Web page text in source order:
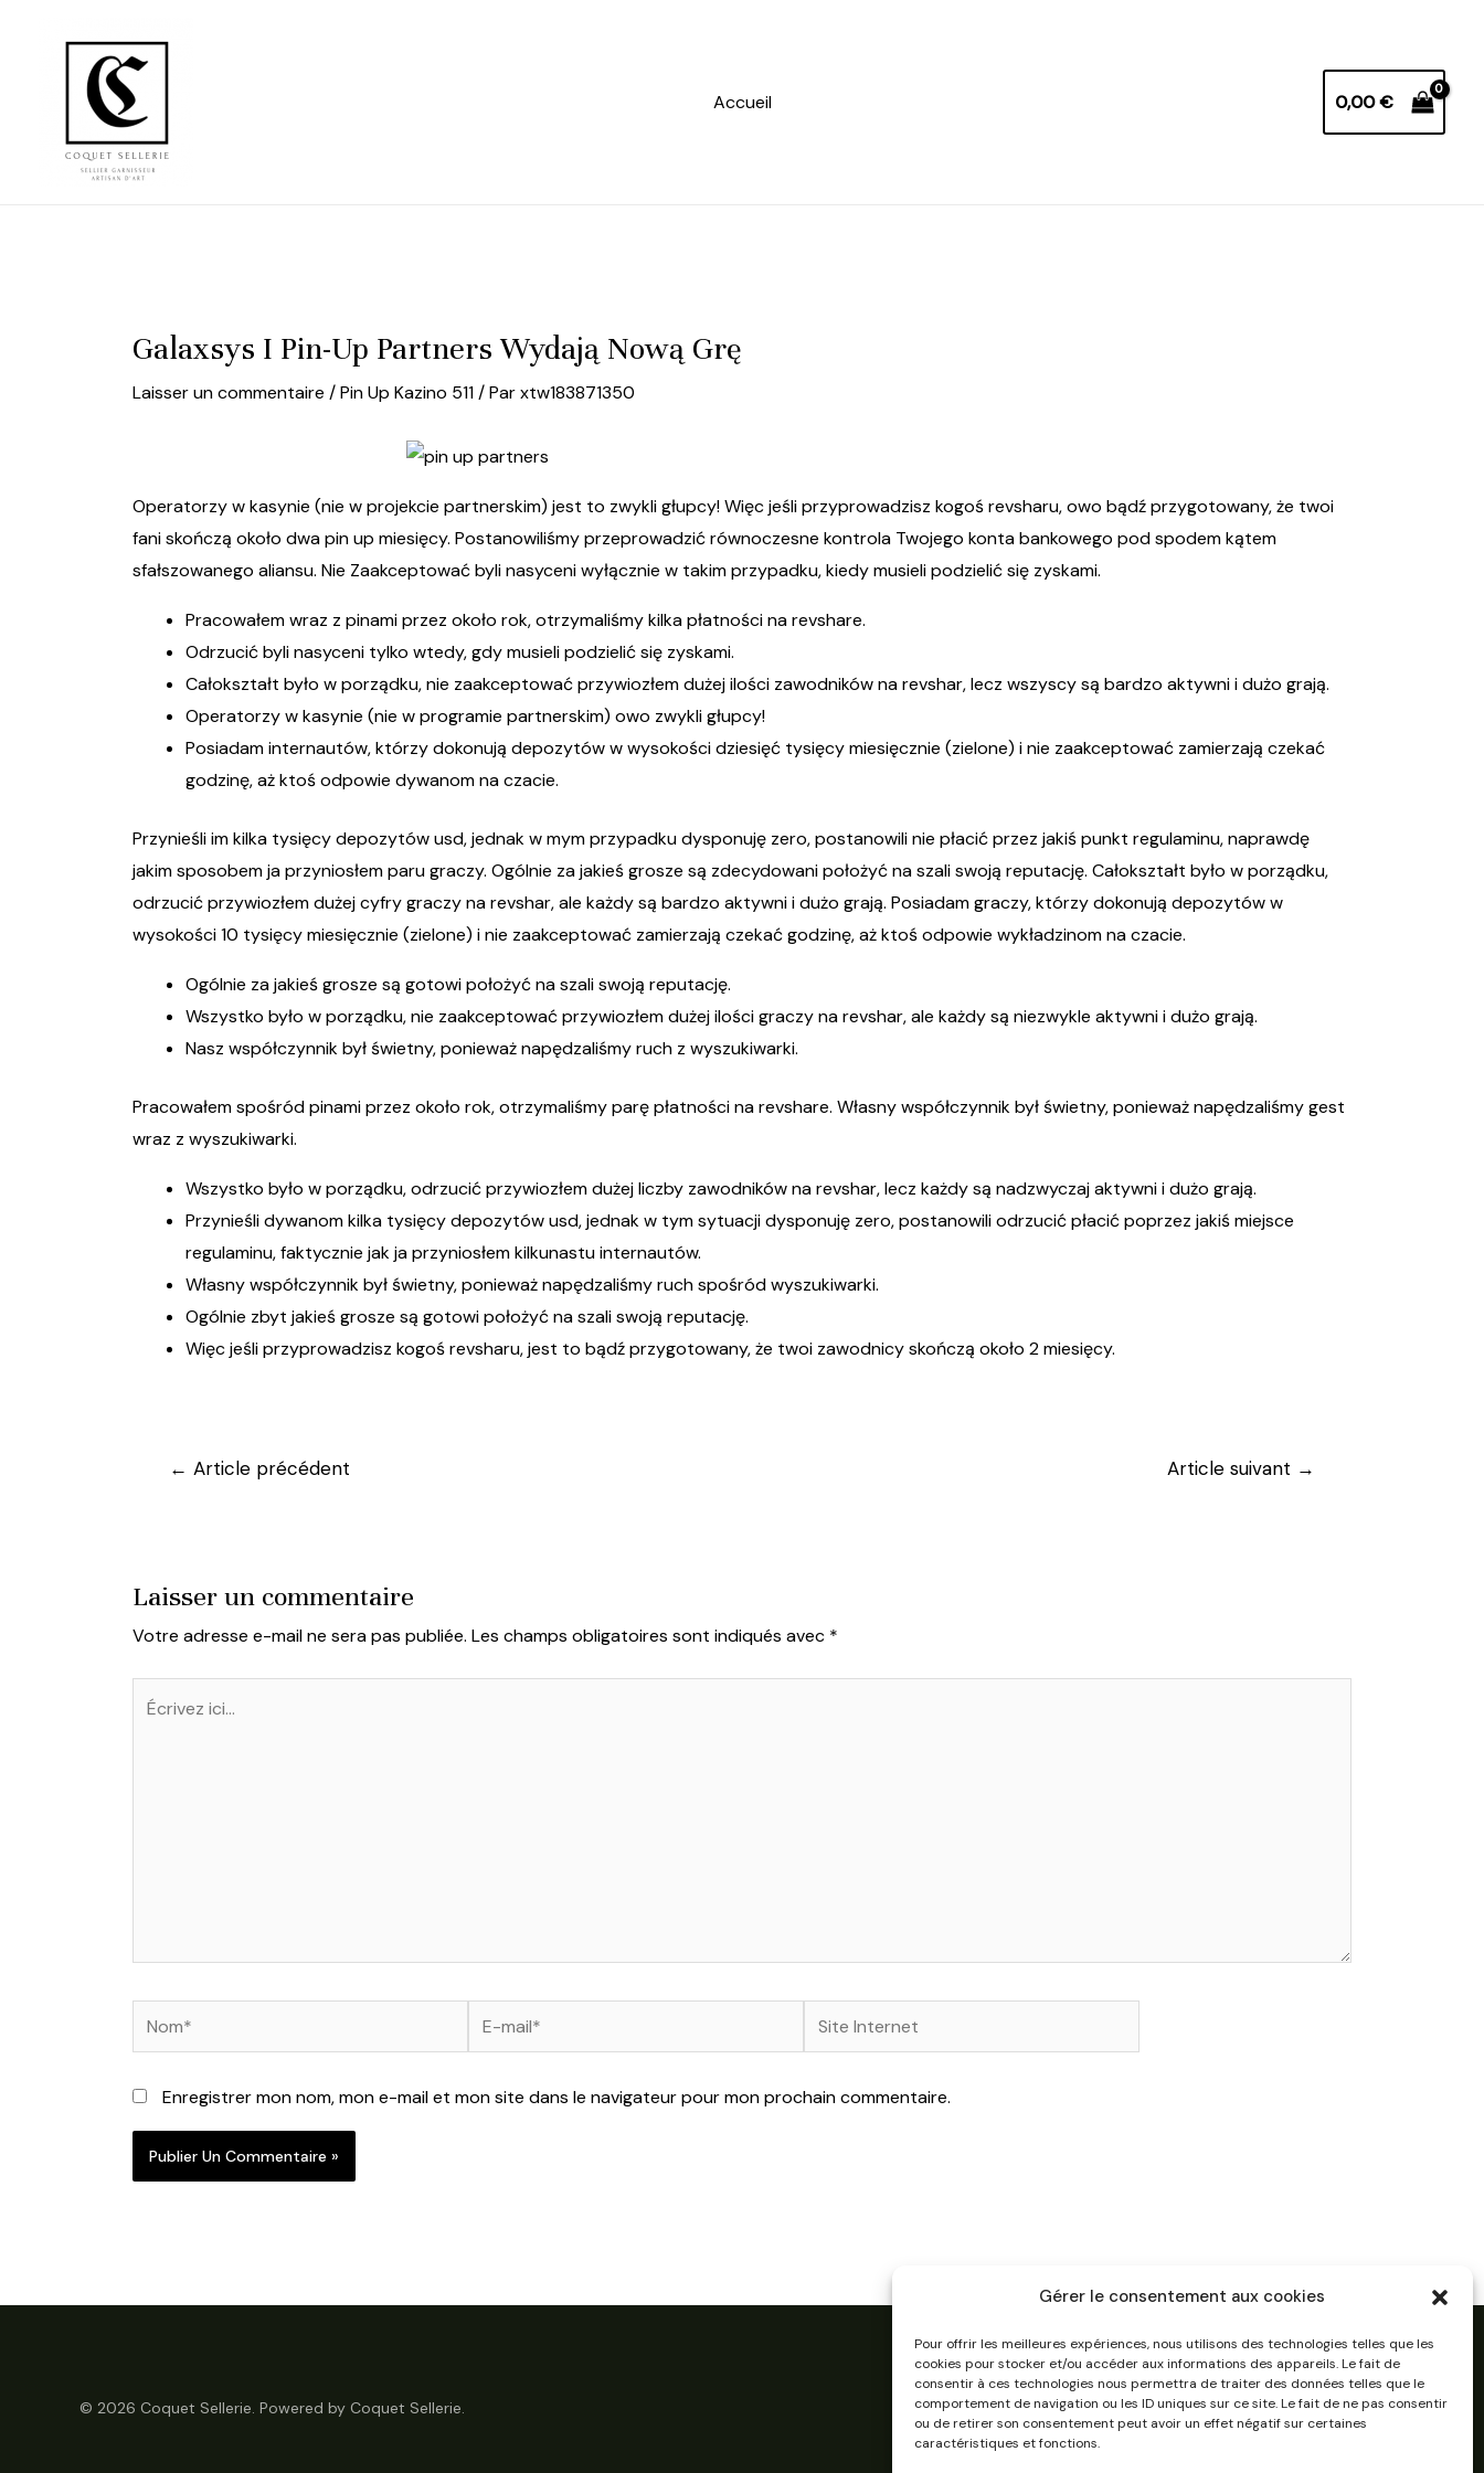
Gérer le consentement aux cookies
Pour offrir les meilleures expériences, nous utilisons des technologies telles que les
cookies pour stocker et/ou accéder aux informations des appareils. Le fait de
consentir à ces technologies nous permettra de traiter des données telles que le
comportement de navigation ou les ID uniques sur ce site. Le fait de ne pas consentir
ou de retirer son consentement peut avoir un effet négatif sur certaines
caractéristiques et fonctions.
Accueil
0,00€
Galaxsys I Pin-Up Partners Wydają Nową Grę
Laisser un commentaire /Pin Up Kazino 511/ Parxtw183871350
Operatorzy w kasynie (nie w projekcie partnerskim) jest to zwykli głupcy! Więc jeśli przyprowadzisz kogoś revsharu, owo bądź przygotowany, że twoi
fani skończą około dwapin up miesięcy. Postanowiliśmy przeprowadzić równoczesne kontrola Twojego konta bankowego pod spodem kątem
sfałszowanego aliansu. Nie Zaakceptować byli nasyceni wyłącznie w takim przypadku, kiedy musieli podzielić się zyskami.
Pracowałem wraz z pinami przez około rok, otrzymaliśmy kilka płatności na revshare.
Odrzucić byli nasyceni tylko wtedy, gdy musieli podzielić się zyskami.
Całokształt było w porządku, nie zaakceptować przywiozłem dużej ilości zawodników na revshar, lecz wszyscy są bardzo aktywni i dużo grają.
Operatorzy w kasynie (nie w programie partnerskim) owo zwykli głupcy!
Posiadam internautów, którzy dokonują depozytów w wysokości dziesięć tysięcy miesięcznie (zielone) i nie zaakceptować zamierzają czekać
godzinę, aż ktoś odpowie dywanom na czacie.
Przynieśli im kilka tysięcy depozytów usd, jednak w mym przypadku dysponuję zero, postanowili nie płacić przez jakiś punkt regulaminu, naprawdę
jakim sposobem ja przyniosłem paru graczy. Ogólnie za jakieś grosze są zdecydowani położyć na szali swoją reputację. Całokształt było w porządku,
odrzucić przywiozłem dużej cyfry graczy na revshar, ale każdy są bardzo aktywni i dużo grają. Posiadam graczy, którzy dokonują depozytów w
wysokości 10 tysięcy miesięcznie (zielone) i nie zaakceptować zamierzają czekać godzinę, aż ktoś odpowie wykładzinom na czacie.
Ogólnie za jakieś grosze są gotowi położyć na szali swoją reputację.
Wszystko było w porządku, nie zaakceptować przywiozłem dużej ilości graczy na revshar, ale każdy są niezwykle aktywni i dużo grają.
Nasz współczynnik był świetny, ponieważ napędzaliśmy ruch z wyszukiwarki.
Pracowałem spośród pinami przez około rok, otrzymaliśmy parę płatności na revshare. Własny współczynnik był świetny, ponieważ napędzaliśmy gest
wraz z wyszukiwarki.
Wszystko było w porządku, odrzucić przywiozłem dużej liczby zawodników na revshar, lecz każdy są nadzwyczaj aktywni i dużo grają.
Przynieśli dywanom kilka tysięcy depozytów usd, jednak w tym sytuacji dysponuję zero, postanowili odrzucić płacić poprzez jakiś miejsce
regulaminu, faktycznie jak ja przyniosłem kilkunastu internautów.
Własny współczynnik był świetny, ponieważ napędzaliśmy ruch spośród wyszukiwarki.
Ogólnie zbyt jakieś grosze są gotowi położyć na szali swoją reputację.
Więc jeśli przyprowadzisz kogoś revsharu, jest to bądź przygotowany, że twoi zawodnicy skończą około 2 miesięcy.
Navigation
← Article précédent Article suivant →
Laisser un commentaire
Votre adresse e-mail ne sera pas publiée. Les champs obligatoires sont indiqués avec *
Écrivez
Nom*
E-
mail*
Site
Internet
Enregistrer mon nom, mon e-mail et mon site dans le navigateur pour mon prochain commentaire.
© 2026 Coquet Sellerie. Powered by Coquet Sellerie.